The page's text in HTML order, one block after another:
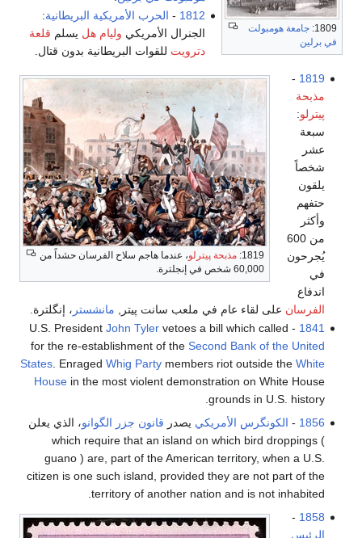
1809: جامعة هومبولت
في برلين
1812
- الحرب الأمريكية البريطانية:
الجنرال الأمريكي وليام هل يسلم قلعة
دترويت للقوات البريطانية بدون قتال.
1819: مذبحة پيترلو، عندما هاجم سلاح الفرسان حشداً من
60,000 شخص في إنجلترة.
1819
-
مذبحة
پيترلو:
سبعة
عشر
شخصاً
يلقون
حتفهم
وأكثر
من 600
يُجرحون
في
اندفاع
الفرسان على لقاء عام في ملعب سانت پيتر, مانشستر ، إنگلترة.
1841
- U.S. President
John Tylervetoes a bill which called
for the re-establishment of the Second Bank of the United
States. Enraged Whig Partymembers riot outside the White
Housein the most violent demonstration on White House
grounds in U.S. history.
1856
- الكونگرس الأمريكي يصدر قانون جزر الگوانو، الذي يعلن
which require that an island on which bird droppings (
guano ) are, part of the American territory, when a U.S.
citizen is one such island, provided they are not part of the
territory of another nation and is not inhabited.
1858
-
الرئيس